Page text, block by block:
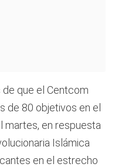
de que el Centcom
de 80 objetivos en el
martes, en respuesta
Islámica
en el estrecho